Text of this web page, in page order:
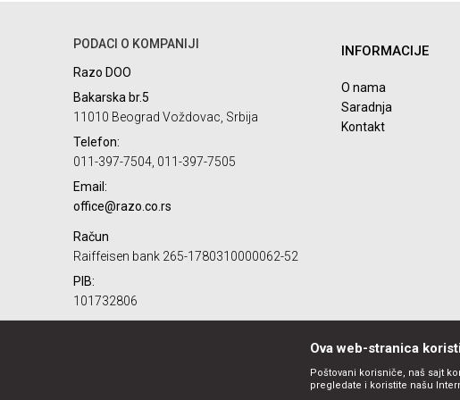
PODACI O KOMPANIJI
Razo DOO
Bakarska br.5
11010 Beograd Voždovac, Srbija
Telefon:
011-397-7504, 011-397-7505
Email:
office@razo.co.rs
Račun
Raiffeisen bank 265-1780310000062-52
PIB:
101732806
INFORMACIJE
O nama
Saradnja
Kontakt
Ova web-stranica
Poštovani korisniče, naš sajt
pregledate i koristite našu